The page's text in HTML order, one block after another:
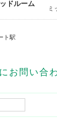
ドルーム
ミ
ト駅
お問い合